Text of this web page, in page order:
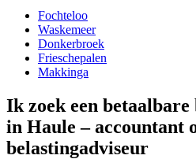
Fochteloo
Waskemeer
Donkerbroek
Frieschepalen
Makkinga
Ik zoek een
in Haule – accountant
belastingadviseur